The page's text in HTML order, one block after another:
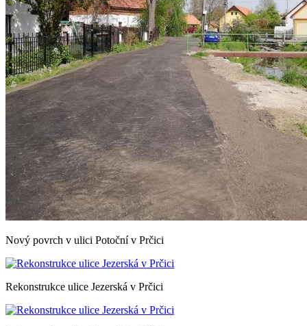
Nový povrch v ulici Potoční v Prčici
Rekonstrukce ulice Jezerská v Prčici